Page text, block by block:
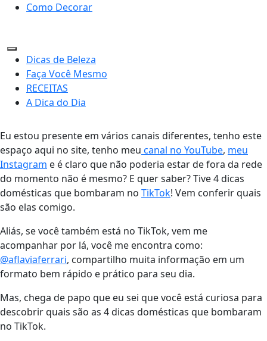
Como Decorar
Dicas de Beleza
Faça Você Mesmo
RECEITAS
A Dica do Dia
Eu estou presente em vários canais diferentes, tenho este
espaço aqui no site, tenho meu canal no YouTube, meu
Instagram e é claro que não poderia estar de fora da rede
do momento não é mesmo? E quer saber? Tive 4 dicas
domésticas que bombaram no TikTok! Vem conferir quais
são elas comigo.
Aliás, se você também está no TikTok, vem me
acompanhar por lá, você me encontra como:
@aflaviaferrari, compartilho muita informação em um
formato bem rápido e prático para seu dia.
Mas, chega de papo que eu sei que você está curiosa para
descobrir quais são as 4 dicas domésticas que bombaram
no TikTok.